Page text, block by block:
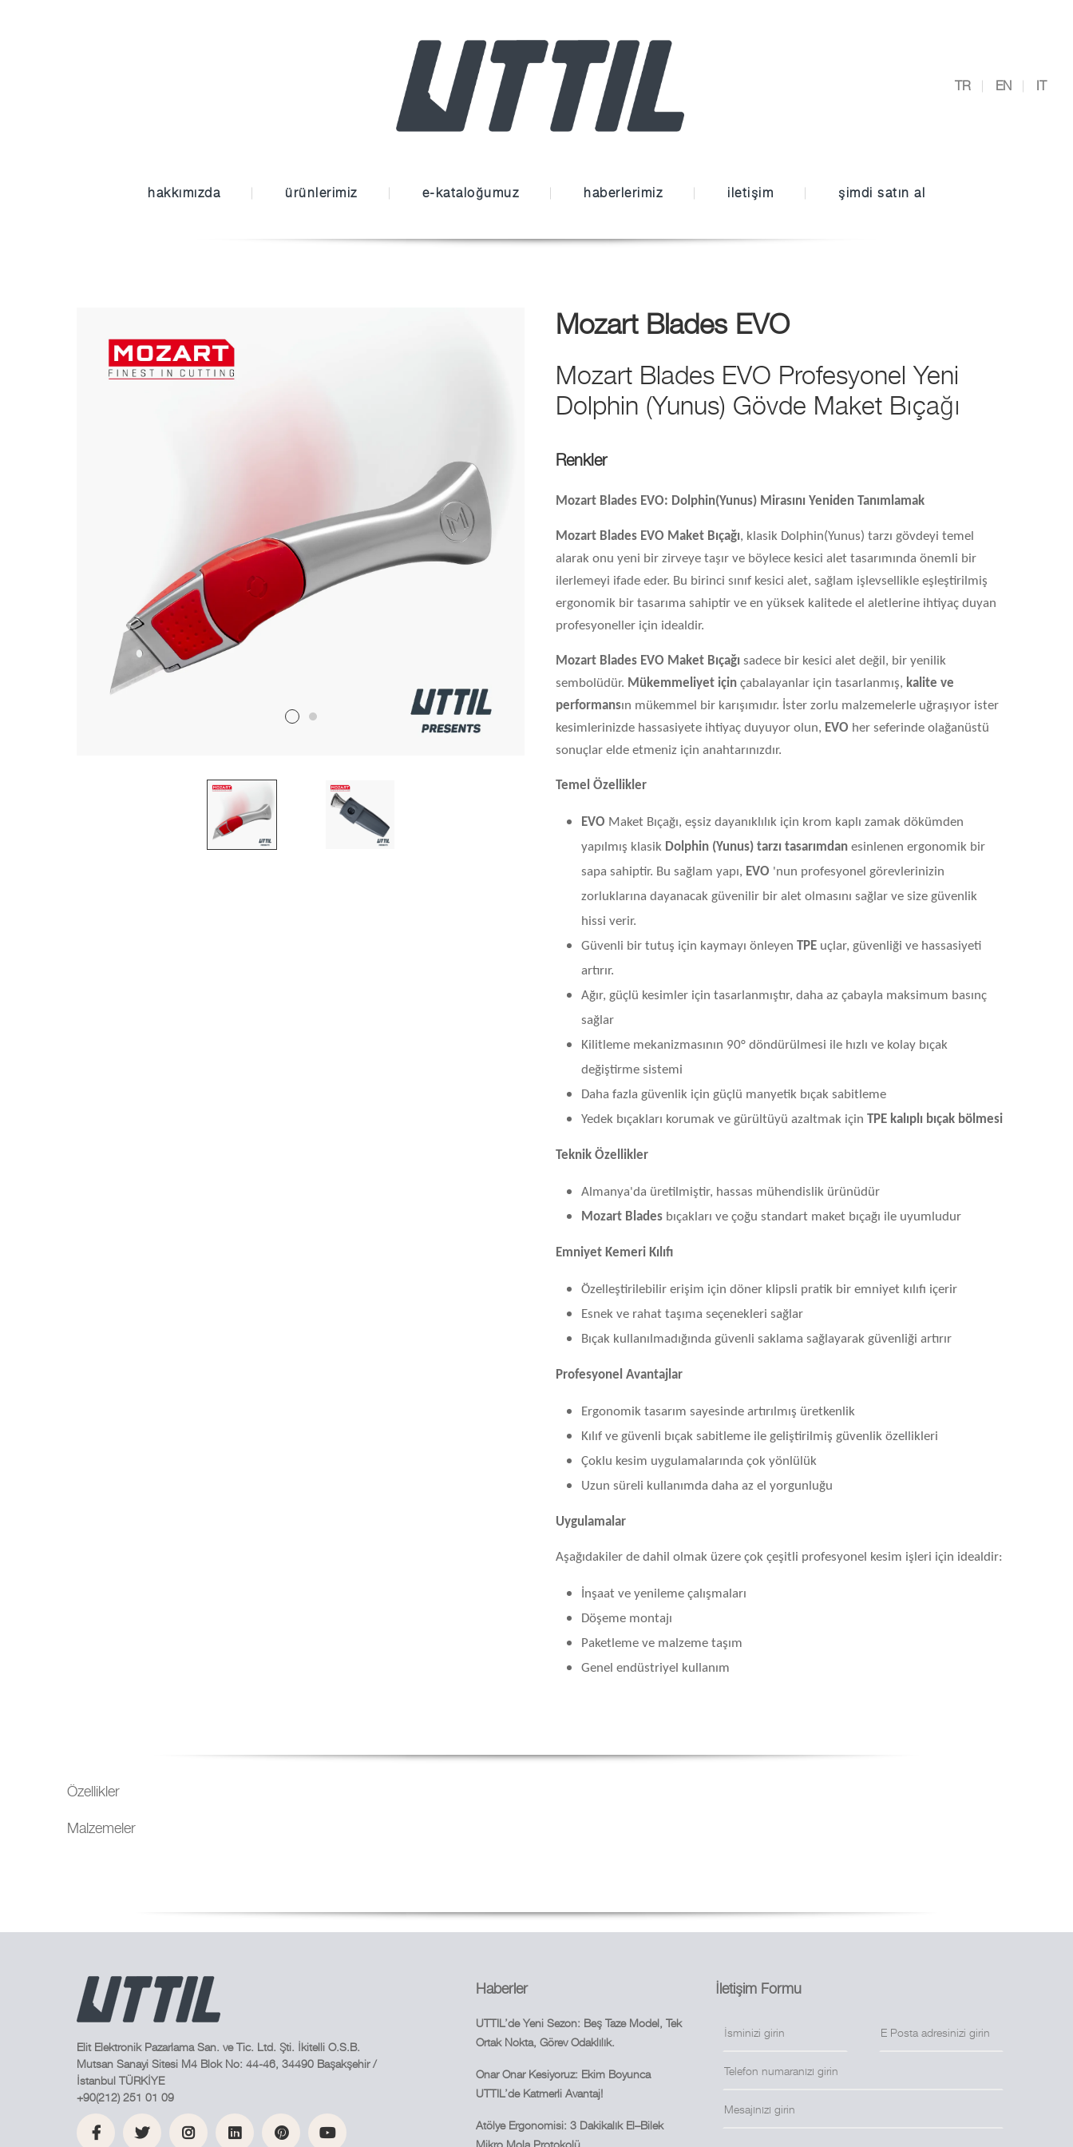
TR EN IT
hakkımızda ürünlerimiz e-kataloğumuz haberlerimiz iletişim şimdi satın al
Mozart Blades EVO
Mozart Blades EVO Profesyonel Yeni
Dolphin (Yunus) Gövde Maket Bıçağı
Renkler
Mozart Blades EVO: Dolphin(Yunus) Mirasını Yeniden Tanımlamak
Mozart Blades EVO Maket Bıçağı, klasik Dolphin(Yunus) tarzı gövdeyi temel
alarak onu yeni bir zirveye taşır ve böylece kesici alet tasarımında önemli bir
ilerlemeyi ifade eder. Bu birinci sınıf kesici alet, sağlam işlevsellikle eşleştirilmiş
ergonomik bir tasarıma sahiptir ve en yüksek kalitede el aletlerine ihtiyaç duyan
profesyoneller için idealdir.
Mozart Blades EVO Maket Bıçağı sadece bir kesici alet değil, bir yenilik
sembolüdür. Mükemmeliyet için çabalayanlar için tasarlanmış, kalite ve
performansın mükemmel bir karışımıdır. İster zorlu malzemelerle uğraşıyor ister
kesimlerinizde hassasiyete ihtiyaç duyuyor olun, EVO her seferinde olağanüstü
sonuçlar elde etmeniz için anahtarınızdır.
Temel Özellikler
EVO Maket Bıçağı, eşsiz dayanıklılık için krom kaplı zamak dökümden
yapılmış klasik Dolphin (Yunus) tarzı tasarımdan esinlenen ergonomik bir
sapa sahiptir. Bu sağlam yapı, EVO 'nun profesyonel görevlerinizin
zorluklarına dayanacak güvenilir bir alet olmasını sağlar ve size güvenlik
hissi verir.
Güvenli bir tutuş için kaymayı önleyen TPE uçlar, güvenliği ve hassasiyeti
artırır.
Ağır, güçlü kesimler için tasarlanmıştır, daha az çabayla maksimum basınç
sağlar
Kilitleme mekanizmasının 90° döndürülmesi ile hızlı ve kolay bıçak
değiştirme sistemi
Daha fazla güvenlik için güçlü manyetik bıçak sabitleme
Yedek bıçakları korumak ve gürültüyü azaltmak için TPE kalıplı bıçak bölmesi
Teknik Özellikler
Almanya'da üretilmiştir, hassas mühendislik ürünüdür
Mozart Blades bıçakları ve çoğu standart maket bıçağı ile uyumludur
Emniyet Kemeri Kılıfı
Özelleştirilebilir erişim için döner klipsli pratik bir emniyet kılıfı içerir
Esnek ve rahat taşıma seçenekleri sağlar
Bıçak kullanılmadığında güvenli saklama sağlayarak güvenliği artırır
Profesyonel Avantajlar
Ergonomik tasarım sayesinde artırılmış üretkenlik
Kılıf ve güvenli bıçak sabitleme ile geliştirilmiş güvenlik özellikleri
Çoklu kesim uygulamalarında çok yönlülük
Uzun süreli kullanımda daha az el yorgunluğu
Uygulamalar
Aşağıdakiler de dahil olmak üzere çok çeşitli profesyonel kesim işleri için idealdir:
İnşaat ve yenileme çalışmaları
Döşeme montajı
Paketleme ve malzeme taşım
Genel endüstriyel kullanım
Özellikler
Malzemeler
Elit Elektronik Pazarlama San. ve Tic. Ltd. Şti. İkitelli O.S.B.
Mutsan Sanayi Sitesi M4 Blok No: 44-46, 34490 Başakşehir /
İstanbul TÜRKİYE
+90(212) 251 01 09
Haberler
UTTIL’de Yeni Sezon: Beş Taze Model, Tek
Ortak Nokta, Görev Odaklılık.
Onar Onar Kesiyoruz: Ekim Boyunca
UTTIL’de Katmerli Avantaj!
Atölye Ergonomisi: 3 Dakikalık El–Bilek
Mikro Mola Protokolü
İletişim Formu